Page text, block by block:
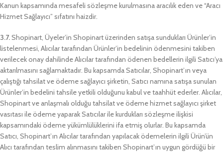
Kanun kapsamında mesafeli sözleşme kurulmasına aracılık eden ve “Aracı
Hizmet Sağlayıcı” sıfatını haizdir.
3.7.Shopinart, Üyeler’in Shopinart üzerinden satışa sundukları Ürünler’in
listelenmesi, Alıcılar tarafından Ürünler’in bedelinin ödenmesini takiben
verilecek onay dahilinde Alıcılar tarafından ödenen bedellerin ilgili Satıcı’ya
aktarılmasını sağlamaktadır. Bu kapsamda Satıcılar, Shopinart’ın veya
çalıştığı tahsilat ve ödeme sağlayıcı şirketin, Satıcı namına satışa sunulan
Ürünler’in bedelini tahsile yetkili olduğunu kabul ve taahhüt ederler. Alıcılar,
Shopinart ve anlaşmalı olduğu tahsilat ve ödeme hizmet sağlayıcı şirket
vasıtası ile ödeme yaparak Satıcılar ile kurdukları sözleşme ilişkisi
kapsamındaki ödeme yükümlülüklerini ifa etmiş olurlar. Bu kapsamda
Satıcı, Shopinart’ın Alıcılar tarafından yapılacak ödemelerin ilgili Ürün’ün
Alıcı tarafından teslim alınmasını takiben Shopinart’ın uygun gördüğü bir